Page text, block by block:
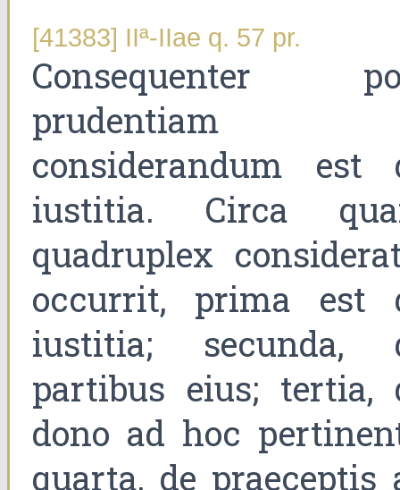
[41383] IIª-IIae q. 57 pr.
Consequenter
prudentiam
considerandum est
iustitia. Circa
quadruplex
occurrit, prima est
iustitia; secunda,
partibus eius; tertia,
dono ad hoc
quarta, de praeceptis